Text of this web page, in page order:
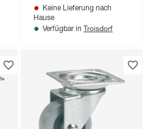
Keine Lieferung nach
Hause
Verfügbar in Troisdorf